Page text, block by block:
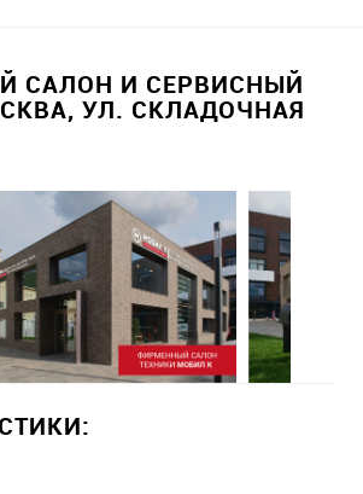
САЛОН И СЕРВИСНЫЙ
УЛ. СКЛАДОЧНАЯ